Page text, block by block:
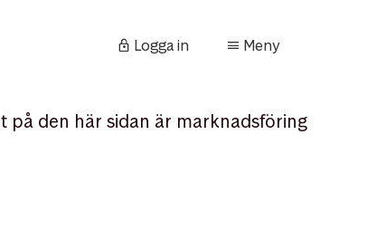
Logga in Meny
på den här sidan är marknadsföring